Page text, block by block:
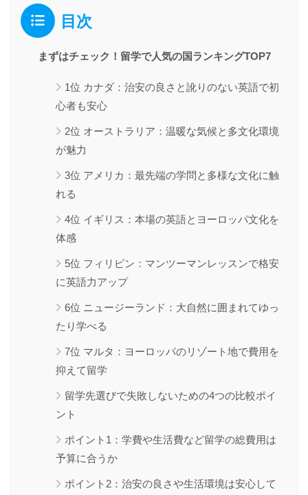
目次
まずはチェック！留学で人気の国ランキングTOP7
1位 カナダ：治安の良さと訛りのない英語で初
心者も安心
2位 オーストラリア：温暖な気候と多文化環境
が魅力
3位 アメリカ：最先端の学問と多様な文化に触
れる
4位 イギリス：本場の英語とヨーロッパ文化を
体感
5位 フィリピン：マンツーマンレッスンで格安
に英語力アップ
6位 ニュージーランド：大自然に囲まれてゆっ
たり学べる
7位 マルタ：ヨーロッパのリゾート地で費用を
抑えて留学
留学先選びで失敗しないための4つの比較ポイ
ント
ポイント1：学費や生活費など留学の総費用は
予算に合うか
ポイント2：治安の良さや生活環境は安心して